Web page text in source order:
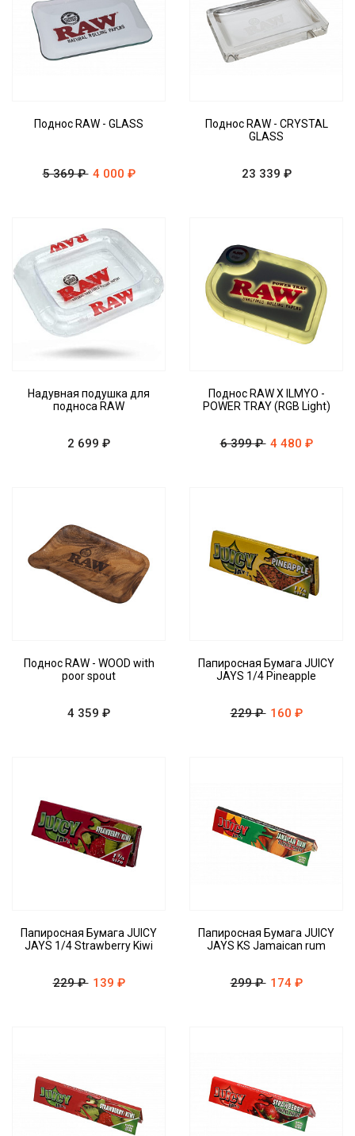
Поднос RAW - GLASS
5 369 ₽ 4 000 ₽
Поднос RAW - CRYSTAL
GLASS
23 339 ₽
Надувная подушка для
подноса RAW
2 699 ₽
Поднос RAW X ILMYO -
POWER TRAY (RGB Light)
6 399 ₽ 4 480 ₽
Поднос RAW - WOOD with
poor spout
4 359 ₽
Папиросная Бумага JUICY
JAYS 1/4 Pineapple
229 ₽ 160 ₽
Папиросная Бумага JUICY
JAYS 1/4 Strawberry Kiwi
229 ₽ 139 ₽
Папиросная Бумага JUICY
JAYS KS Jamaican rum
299 ₽ 174 ₽